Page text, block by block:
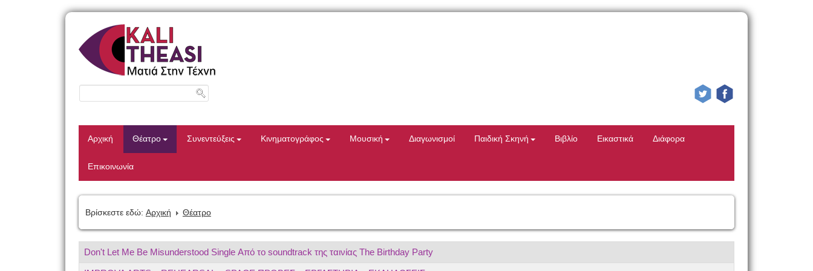
Αρχική Θέατρο Συνεντεύξεις Κινηματογράφος Μουσική Διαγωνισμοί Παιδική Σκηνή Βιβλίο Εικαστικά Διάφορα
Επικοινωνία
Βρίσκεστε εδώ: Αρχική Θέατρο
Don't Let Me Be Misunderstood Single Από το soundtrack της ταινίας The Birthday Party